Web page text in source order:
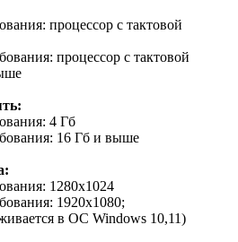
процессор с тактовой
процессор с тактовой
4 Гб
16 Гб и выше
1280х1024
1920х1080;
в ОС Windows 10,11)